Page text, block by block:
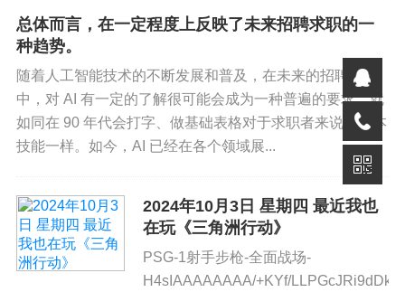
总体而言，在一定程度上反映了未来招聘求职的一
种趋势。
随着人工智能技术的不断发展和普及，在未来的招聘求职
中，对 AI 有一定的了解很可能会成为一种普遍的要求，就
如同在 90 年代会打字、做基础表格对于求职者来说是基本
技能一样。如今，AI 已经在各个领域展...
2024年10月3日 星期四 最近我也
在玩《三角洲行动》
PSG-1射手步枪-全面战场-
H4sIAAAAAAAA/+KYf/